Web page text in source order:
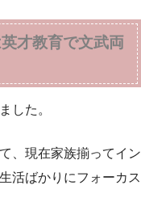
才教育で文武両
した。
、現在家族揃ってイン
活ばかりにフォーカス